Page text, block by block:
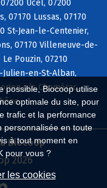
possible, Biocoop utilise
optimale du site, pour
trafic et la performance
personnalisée en toute
à tout moment en
pour vous ?
les cookies
Ucel, 07200
07170 Lussas, 07170
St-Jean-le-Centenier,
07170 Villeneuve-de-
Pouzin, 07210
Julien-en-St-Alban,
s/s Chomérac,
Biocoop
2026